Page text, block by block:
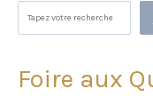
Foire aux